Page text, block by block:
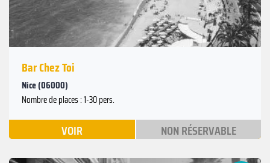
Bar Chez Toi
Nice (06000)
Nombre de places : 1-30 pers.
VOIR NON RÉSERVABLE